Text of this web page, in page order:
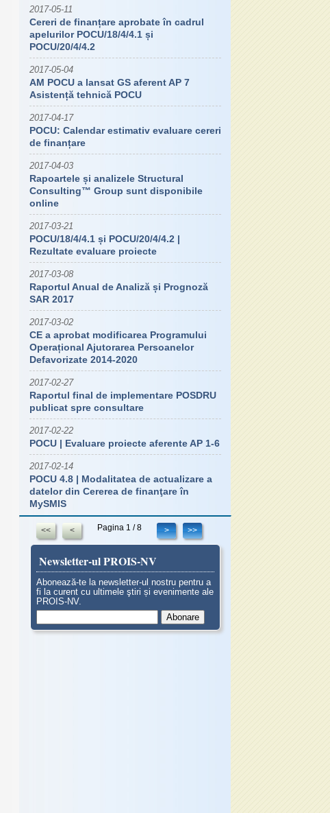
2017-05-11
Cereri de finanțare aprobate în cadrul
apelurilor POCU/18/4/4.1 și
POCU/20/4/4.2
2017-05-04
AM POCU a lansat GS aferent AP 7
Asistență tehnică POCU
2017-04-17
POCU: Calendar estimativ evaluare cereri
de finanțare
2017-04-03
Rapoartele și analizele Structural
Consulting™ Group sunt disponibile
online
2017-03-21
POCU/18/4/4.1 și POCU/20/4/4.2 |
Rezultate evaluare proiecte
2017-03-08
Raportul Anual de Analiză și Prognoză
SAR 2017
2017-03-02
CE a aprobat modificarea Programului
Operațional Ajutorarea Persoanelor
Defavorizate 2014-2020
2017-02-27
Raportul final de implementare POSDRU
publicat spre consultare
2017-02-22
POCU | Evaluare proiecte aferente AP 1-6
2017-02-14
POCU 4.8 | Modalitatea de actualizare a
datelor din Cererea de finanţare în
MySMIS
<< < Pagina 1 / 8 > >>
Newsletter-ul PROIS-NV
Abonează-te la newsletter-ul nostru pentru a
fi la curent cu ultimele ştiri și evenimente ale
PROIS-NV.